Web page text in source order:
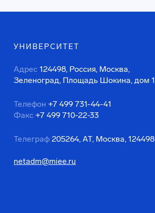
УНИВЕРСИТЕТ
Адрес 124498, Россия, Москва,
Зеленоград, Площадь Шокина, дом 1
Телефон +7 499 731-44-41
Факс +7 499 710-22-33
Телеграф 205264, АТ, Москва, 124498
netadm@miee.ru